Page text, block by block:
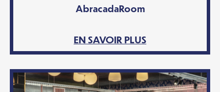
AbracadaRoom
EN SAVOIR PLUS